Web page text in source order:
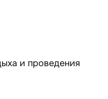
и проведения